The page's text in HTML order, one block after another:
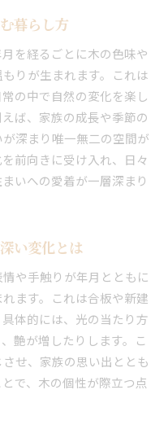
暮らし方
を経るごとに木の色味や
りが生まれます。これは
の中で自然の変化を楽し
ば、家族の成長や季節の
深まり唯一無二の空間が
前向きに受け入れ、日々
いへの愛着が一層深まり
い変化とは
や手触りが年月とともに
ます。これは合板や新建
体的には、光の当たり方
艶が増したりします。こ
せ、家族の思い出ととも
で、木の個性が際立つ点